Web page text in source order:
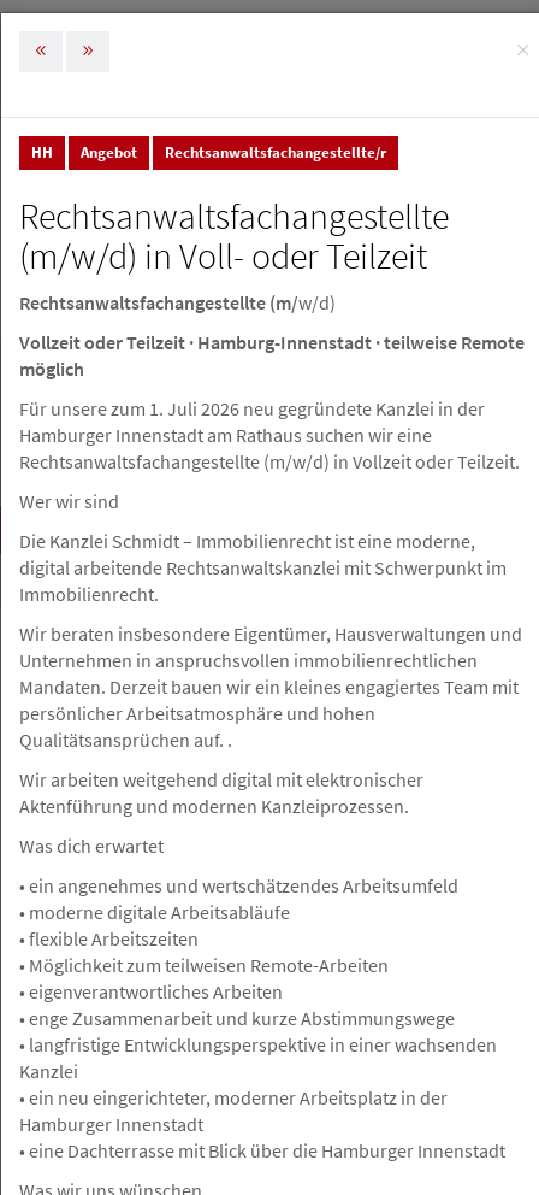
Stellenmarkt & Anzeigen Stellenanzeigen
Stellenanzeigen
Suchen
bundesweit Gesuch
07.08.2026
Juristische Fallbearbeitung/Zuarbeit
für Rechtsanwälte
Hamburg, Berlin, Frankfurt a.M, Nürnberg
07.08.2026
Volljurist / Jurist (m/w/d) für die
außergerichtliche Schadenregulierung
im Bereich Sachversicherung /
Regressbearbeitung
×
HH Angebot Rechtsanwaltsfachangestellte/r
Rechtsanwaltsfachangestellte
(m/w/d) in Voll- oder Teilzeit
Rechtsanwaltsfachangestellte (m/w/d)
Vollzeit oder Teilzeit · Hamburg-Innenstadt · teilweise Remote
möglich
Für unsere zum 1. Juli 2026 neu gegründete Kanzlei in der
Hamburger Innenstadt am Rathaus suchen wir eine
Rechtsanwaltsfachangestellte (m/w/d) in Vollzeit oder Teilzeit.
Wer wir sind
Die Kanzlei Schmidt – Immobilienrecht ist eine moderne,
digital arbeitende Rechtsanwaltskanzlei mit Schwerpunkt im
Immobilienrecht.
Wir beraten insbesondere Eigentümer, Hausverwaltungen und
Unternehmen in anspruchsvollen immobilienrechtlichen
Mandaten. Derzeit bauen wir ein kleines engagiertes Team mit
persönlicher Arbeitsatmosphäre und hohen
Qualitätsansprüchen auf. .
Wir arbeiten weitgehend digital mit elektronischer
Aktenführung und modernen Kanzleiprozessen.
Was dich erwartet
• ein angenehmes und wertschätzendes Arbeitsumfeld
• moderne digitale Arbeitsabläufe
• flexible Arbeitszeiten
• Möglichkeit zum teilweisen Remote-Arbeiten
• eigenverantwortliches Arbeiten
• enge Zusammenarbeit und kurze Abstimmungswege
• langfristige Entwicklungsperspektive in einer wachsenden
Kanzlei
• ein neu eingerichteter, moderner Arbeitsplatz in der
Hamburger Innenstadt
• eine Dachterrasse mit Blick über die Hamburger Innenstadt
Was wir uns wünschen